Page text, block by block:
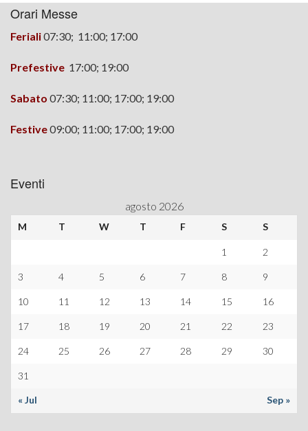
Orari Messe
Feriali07:30; 11:00; 17:00
Prefestive 17:00; 19:00
Sabato 07:30; 11:00; 17:00; 19:00
Festive09:00; 11:00; 17:00; 19:00
Eventi
agosto 2026
M T W T F S S
1 2
3 4 5 6 7 8 9
10 11 12 13 14 15 16
17 18 19 20 21 22 23
24 25 26 27 28 29 30
31
« Jul Sep »